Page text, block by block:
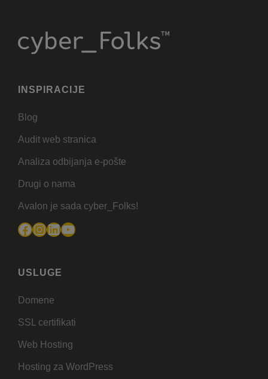
INSPIRACIJE
Blog
Audit web stranica
Analiza odbijanja e-pošte
Drugi o nama
Avalon je sada cyber_Folks!
Facebook
Instagram
LinkedIn
YouTube
USLUGE
Domene
SSL certifikati
Web Hosting
Hosting za WordPress